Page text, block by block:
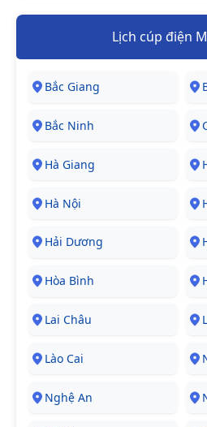
Lịch cúp điện
Bắc Giang
Bắc Ninh
Hà Giang
Hà Nội
Hải Dương
Hòa Bình
Lai Châu
Lào Cai
Nghệ An